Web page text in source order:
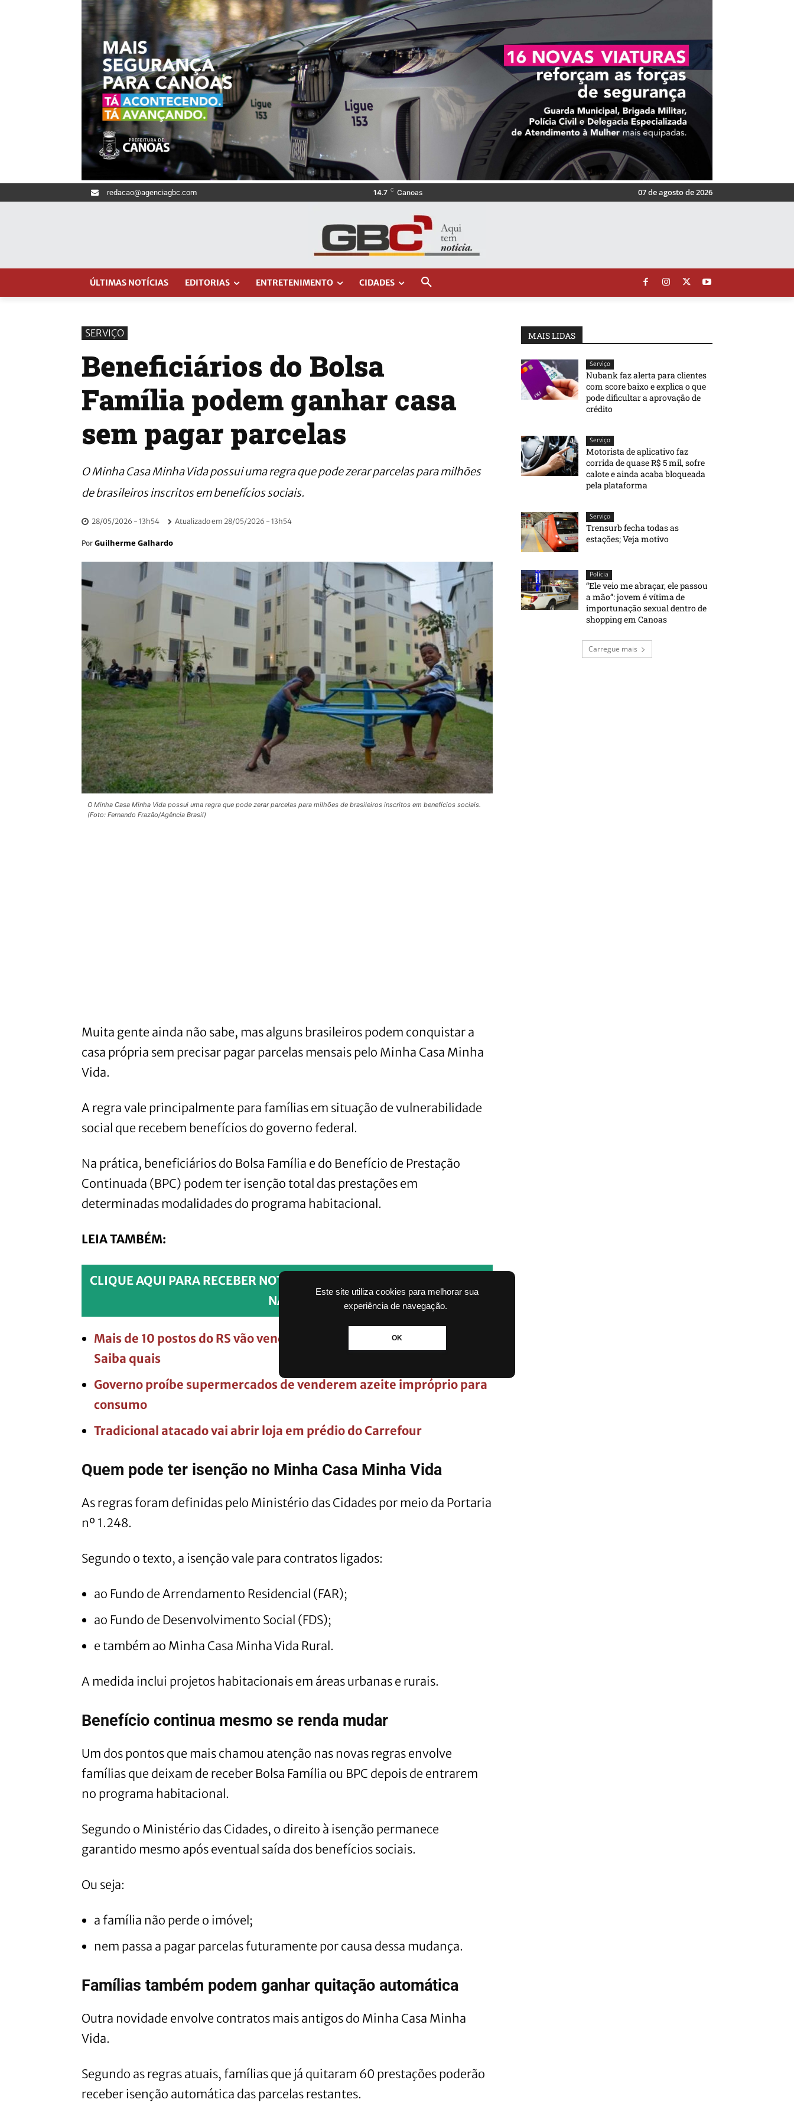
Este site utiliza cookies para melhorar sua
experiência de navegação.
OK
redacao@agenciagbc.com 14.7 C Canoas 07 de agosto de 2026
ÚLTIMAS NOTÍCIAS EDITORIAS ENTRETENIMENTO CIDADES
SERVIÇO
Beneficiários do Bolsa
Família podem ganhar casa
sem pagar parcelas
O Minha Casa Minha Vida possui uma regra que pode zerar parcelas para milhões
de brasileiros inscritos em benefícios sociais.
28/05/2026 - 13h54 Atualizado em 28/05/2026 - 13h54
Por Guilherme Galhardo
O Minha Casa Minha Vida possui uma regra que pode zerar parcelas para milhões de brasileiros inscritos em benefícios sociais.
(Foto: Fernando Frazão/Agência Brasil)
Muita gente ainda não sabe, mas alguns brasileiros podem conquistar a
casa própria sem precisar pagar parcelas mensais pelo Minha Casa Minha
Vida.
A regra vale principalmente para famílias em situação de vulnerabilidade
social que recebem benefícios do governo federal.
Na prática, beneficiários do Bolsa Família e do Benefício de Prestação
Continuada (BPC) podem ter isenção total das prestações em
determinadas modalidades do programa habitacional.
LEIA TAMBÉM:
CLIQUE AQUI PARA RECEBER NOTÍCIAS PELO WHATSAPP SEM PAGAR
NADA.
Mais de 10 postos do RS vão vender gasolina por menos de R$ 4;
Saiba quais
Governo proíbe supermercados de venderem azeite impróprio para
consumo
Tradicional atacado vai abrir loja em prédio do Carrefour
Quem pode ter isenção no Minha Casa Minha Vida
As regras foram definidas pelo Ministério das Cidades por meio da Portaria
nº 1.248.
Segundo o texto, a isenção vale para contratos ligados:
ao Fundo de Arrendamento Residencial (FAR);
ao Fundo de Desenvolvimento Social (FDS);
e também ao Minha Casa Minha Vida Rural.
A medida inclui projetos habitacionais em áreas urbanas e rurais.
Benefício continua mesmo se renda mudar
Um dos pontos que mais chamou atenção nas novas regras envolve
famílias que deixam de receber Bolsa Família ou BPC depois de entrarem
no programa habitacional.
Segundo o Ministério das Cidades, o direito à isenção permanece
garantido mesmo após eventual saída dos benefícios sociais.
Ou seja:
a família não perde o imóvel;
nem passa a pagar parcelas futuramente por causa dessa mudança.
Famílias também podem ganhar quitação automática
Outra novidade envolve contratos mais antigos do Minha Casa Minha
Vida.
Segundo as regras atuais, famílias que já quitaram 60 prestações poderão
receber isenção automática das parcelas restantes.
MAIS LIDAS
Serviço
Nubank faz alerta para clientes
com score baixo e explica o que
pode dificultar a aprovação de
crédito
Serviço
Motorista de aplicativo faz
corrida de quase R$ 5 mil, sofre
calote e ainda acaba bloqueada
pela plataforma
Serviço
Trensurb fecha todas as
estações; Veja motivo
Polícia
“Ele veio me abraçar, ele passou
a mão”: jovem é vítima de
importunação sexual dentro de
shopping em Canoas
Carregue mais